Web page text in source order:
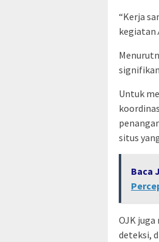
“Kerja
kegiatan
Untuk
situs
Baca
OJK
deteksi,